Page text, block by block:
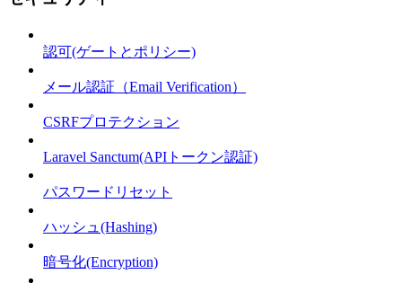
認可(ゲートとポリシー)
メール認証（Email Verification）
CSRFプロテクション
Laravel Sanctum(APIトークン認証)
パスワードリセット
ハッシュ(Hashing)
暗号化(Encryption)